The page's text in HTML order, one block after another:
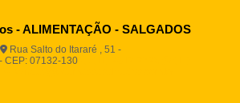
- ALIMENTAÇÃO - SALGADOS
Rua Salto do Itararé , 51 -
CEP: 07132-130